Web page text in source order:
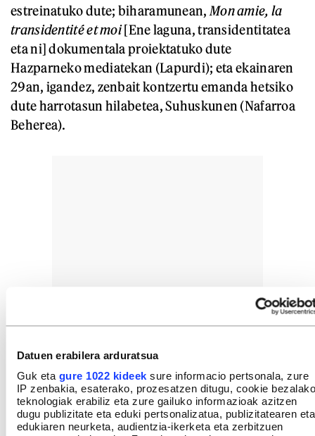
Datuen erabilera arduratsua
Guk eta gure 1022 kideek sure informacio pertsonala, zure
IP zenbakia, esaterako, prozesatzen ditugu, cookie bezalako
teknologiak erabiliz eta zure gailuko informazioak azitzen
dugu publizitate eta eduki pertsonalizatua, publizitatearen eta
edukiaren neurketa, audientzia-ikerketa eta zerbitzuen
estreinatuko dute; biharamunean, Mon amie, la
transidentité et moi[Ene laguna, transidentitatea
eta ni] dokumentala proiektatuko dute
Hazparneko mediatekan (Lapurdi); eta ekainaren
29an, igandez, zenbait kontzertu emanda hetsiko
dute harrotasun hilabetea, Suhuskunen (Nafarroa
Beherea).